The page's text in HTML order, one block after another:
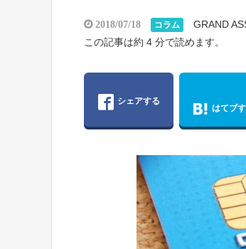
2018/07/18 コラム
GRAND
この記事は約 4 分で読めます。
シェアする
はてブ